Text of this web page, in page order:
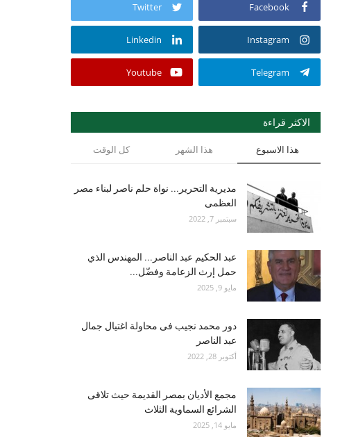
Facebook
Twitter
Instagram
Linkedin
Telegram
Youtube
الاكثر قراءة
هذا الاسبوع هذا الشهر كل الوقت
مديرية التحرير... نواة حلم ناصر لبناء مصر
العظمى
سبتمبر 7, 2022
عبد الحكيم عبد الناصر... المهندس الذي
حمل إرث الزعامة وفضّل...
مايو 9, 2025
دور محمد نجيب فى محاولة اغتيال جمال
عبد الناصر
أكتوبر 28, 2022
مجمع الأديان بمصر القديمة حيث تلاقى
الشرائع السماوية الثلاث
مايو 14, 2025